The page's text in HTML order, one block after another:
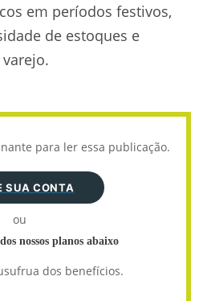
em períodos festivos,
de estoques e
para ler essa publicação.
SUA CONTA
ou
nossos planos abaixo
dos benefícios.